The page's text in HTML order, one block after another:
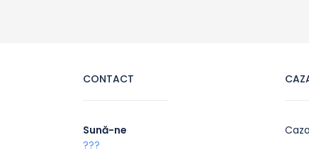
CONTACT
Sună-ne
???